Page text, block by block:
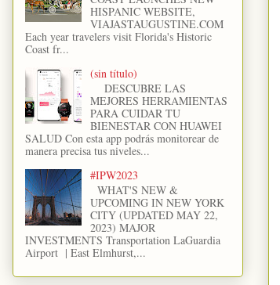
HISPANIC WEBSITE,
VIAJASTAUGUSTINE.COM
Each year travelers visit Florida's Historic
Coast fr...
(sin título)
DESCUBRE LAS
MEJORES HERRAMIENTAS
PARA CUIDAR TU
BIENESTAR CON HUAWEI
SALUD Con esta app podrás monitorear de
manera precisa tus niveles...
#IPW2023
WHAT'S NEW &
UPCOMING IN NEW YORK
CITY (UPDATED MAY 22,
2023) MAJOR
INVESTMENTS Transportation LaGuardia
Airport | East Elmhurst,...